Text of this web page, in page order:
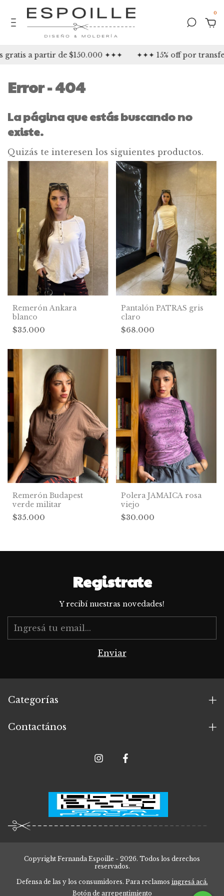
0
a partir de $150.000 ✦✦✦ ✦✦✦ 15% off por
Error - 404
La página que estás buscando no
existe.
Quizás te interesen los siguientes productos.
Remerón Ankara
blanco
$35.000
Pantalón PATRAS gris
claro
$68.000
Remerón Budapest
verde militar
$35.000
Polera JAMAICA rosa
viejo
$30.000
Registrate
Y recibí nuestras novedades!
Categorías
Contactános
Copyright Fernanda Espoille - 2026. Todos los derechos
reservados.
Defensa de las y los consumidores. Para reclamos ingresá acá.
Botón de arrepentimiento